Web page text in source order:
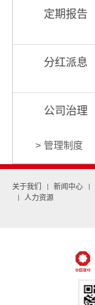
定期报告
分红派息
公司治理
管理制度
关于我们 新闻中心
人力资源